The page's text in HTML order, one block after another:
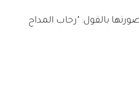
بالقول: "رحاب المداح